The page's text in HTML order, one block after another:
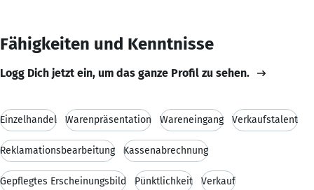
Fähigkeiten und Kenntnisse
Logg Dich jetzt ein, um das ganze Profil zu sehen.
Einzelhandel Warenpräsentation Wareneingang Verkaufstalent
Reklamationsbearbeitung Kassenabrechnung
Gepflegtes Erscheinungsbild Pünktlichkeit Verkauf